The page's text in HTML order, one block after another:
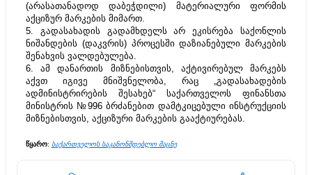
(არასათანადოდ დაბეჭდილი) მატერიალური ფორმის
აქციზურ მარკების მიმართ.
5. გადასახადის გადამხდელს არ ეკისრება საქონლის
ნიშანდების (დაკვრის) პროცესში დაზიანებული მარკების
შენახვის ვალდებულება.
6. ამ დანართის მიზნებისთვის, აქტივირებულ მარკებს
აქვთ იგივე მნიშვნელობა, რაც „გადასახადების
ადმინისტრირების შესახებ“ საქართველოს ფინანსთა
მინისტრის №996 ბრძანებით დამტკიცებული ინსტრუქციის
მიზნებისთვის, აქციზური მარკების გააქტიურებას.
წყარო: საქართველოს საკანონმდებლო მაცნე